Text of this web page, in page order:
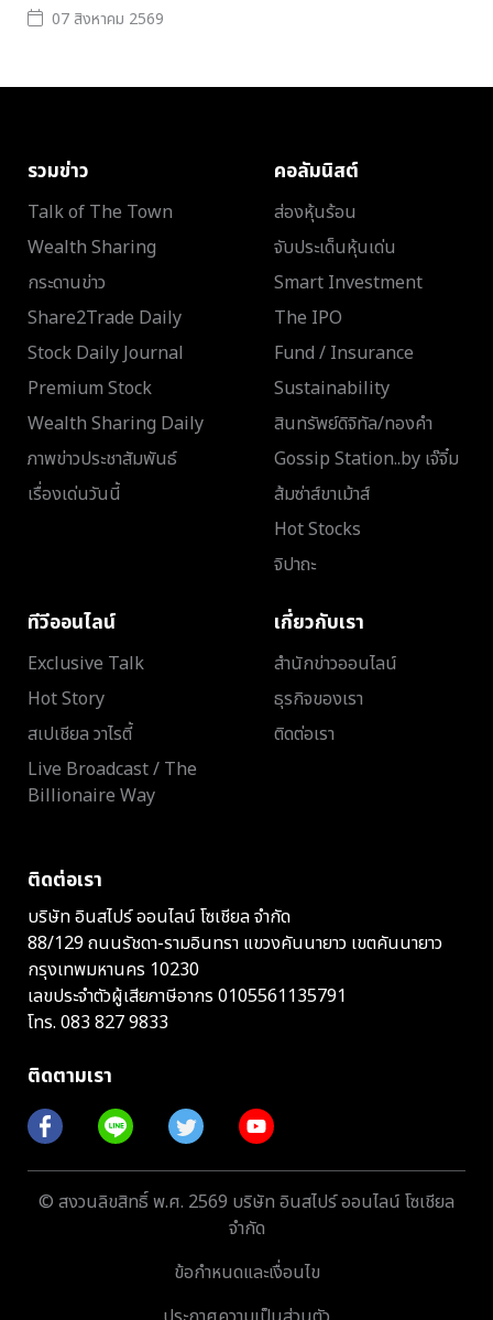
07 สิงหาคม 2569
รวมข่าว
Talk of The Town
Wealth Sharing
กระดานข่าว
Share2Trade Daily
Stock Daily Journal
Premium Stock
Wealth Sharing Daily
ภาพข่าวประชาสัมพันธ์
เรื่องเด่นวันนี้
คอลัมนิสต์
ส่องหุ้นร้อน
จับประเด็นหุ้นเด่น
Smart Investment
The IPO
Fund / Insurance
Sustainability
สินทรัพย์ดิจิทัล/ทองคำ
Gossip Station..by เจ๊จิ๋ม
ส้มซ่าส์ขาเม้าส์
Hot Stocks
จิปาถะ
ทีวีออนไลน์
Exclusive Talk
Hot Story
สเปเชียล วาไรตี้
Live Broadcast / The
Billionaire Way
เกี่ยวกับเรา
สำนักข่าวออนไลน์
ธุรกิจของเรา
ติดต่อเรา
ติดต่อเรา
บริษัท อินสไปร์ ออนไลน์ โซเชียล จำกัด
88/129 ถนนรัชดา-รามอินทรา แขวงคันนายาว เขตคันนายาว
กรุงเทพมหานคร 10230
เลขประจำตัวผู้เสียภาษีอากร 0105561135791
โทร. 083 827 9833
ติดตามเรา
© สงวนลิขสิทธิ์ พ.ศ. 2569 บริษัท อินสไปร์ ออนไลน์ โซเชียล
จำกัด
ข้อกำหนดและเงื่อนไข